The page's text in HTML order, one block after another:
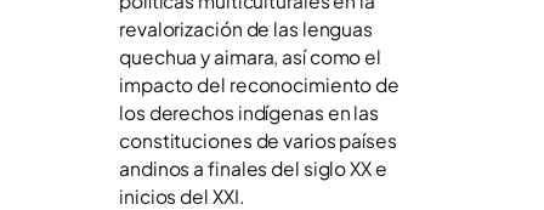
revalorización de las lenguas
quechua y aimara, así como el
impacto del reconocimiento de
los derechos indígenas en las
constituciones de varios países
andinos a finales del siglo XX e
inicios del XXI.